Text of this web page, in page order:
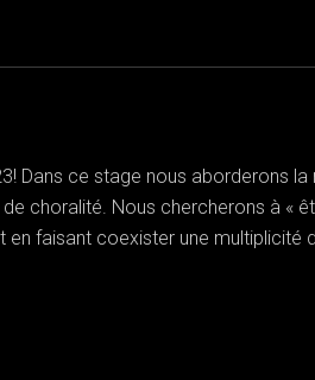
Dans ce stage nous aborderons
choralité. Nous chercherons à «
faisant coexister une multiplicité